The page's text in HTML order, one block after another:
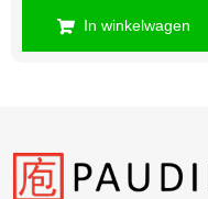
In winkelwagen